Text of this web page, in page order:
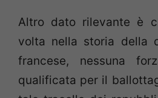
Altro dato rilevante è
volta nella storia della
francese, nessuna
qualificata per il